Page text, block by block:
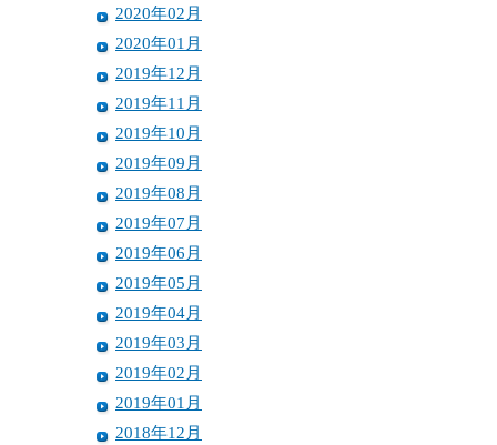
2020年02月
2020年01月
2019年12月
2019年11月
2019年10月
2019年09月
2019年08月
2019年07月
2019年06月
2019年05月
2019年04月
2019年03月
2019年02月
2019年01月
2018年12月